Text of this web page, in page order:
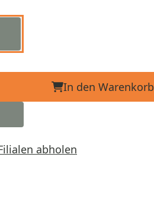
In den Warenkorb
abholen